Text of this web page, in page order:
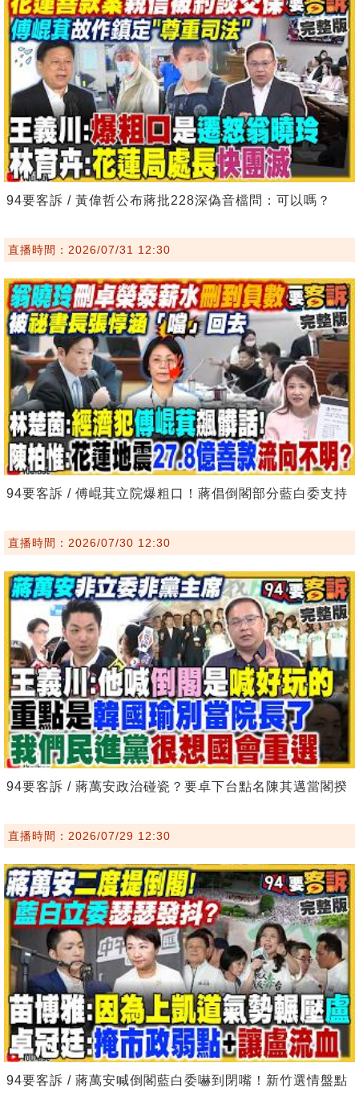
94要客訴 / 黃偉哲公布蔣批228深偽音檔問：可以嗎？
直播時間：2026/07/31 12:30
94要客訴 / 傅崐萁立院爆粗口！蔣倡倒閣部分藍白委支持
直播時間：2026/07/30 12:30
94要客訴 / 蔣萬安政治碰瓷？要卓下台點名陳其邁當閣揆
直播時間：2026/07/29 12:30
94要客訴 / 蔣萬安喊倒閣藍白委嚇到閉嘴！新竹選情盤點